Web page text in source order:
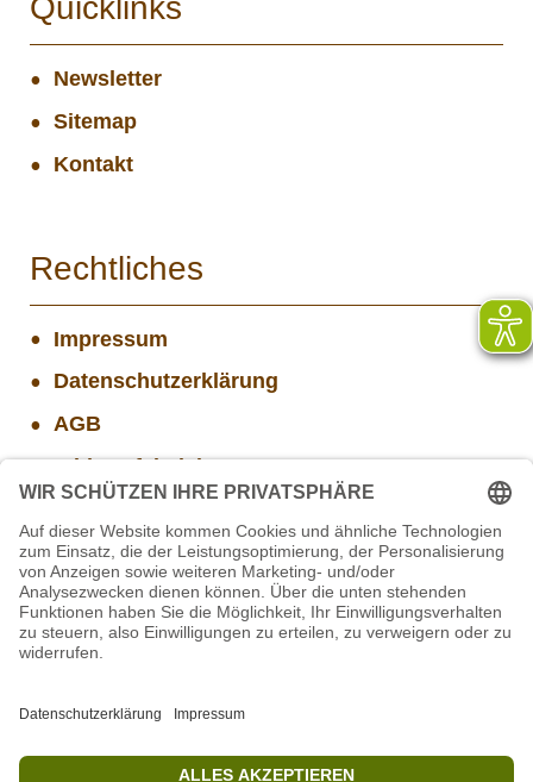
Quicklinks
Newsletter
Sitemap
Kontakt
Rechtliches
Impressum
Datenschutzerklärung
AGB
Widerrufsbelehrung
Aktuelle Stellenangebote
Geschäftsführung (w/m/d)